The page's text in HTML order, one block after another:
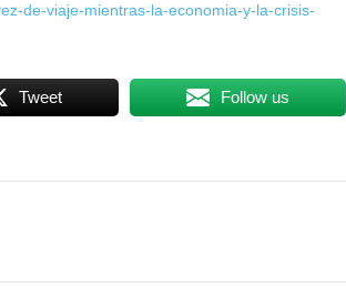
de-viaje-mientras-la-economia-y-la-crisis-
Tweet Follow us